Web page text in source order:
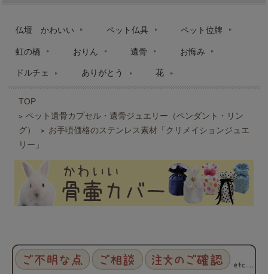
仏壇 かわいい ペット仏具 ペット位牌
虹の橋 おりん 遺骨 お悔み
ドルチェ ありがとう 花
TOP
> ペット遺骨カプセル・遺骨ジュエリー（ペンダント・リン
グ）
>
お手頃価格のステンレス素材「クリメイションジュエ
リー」